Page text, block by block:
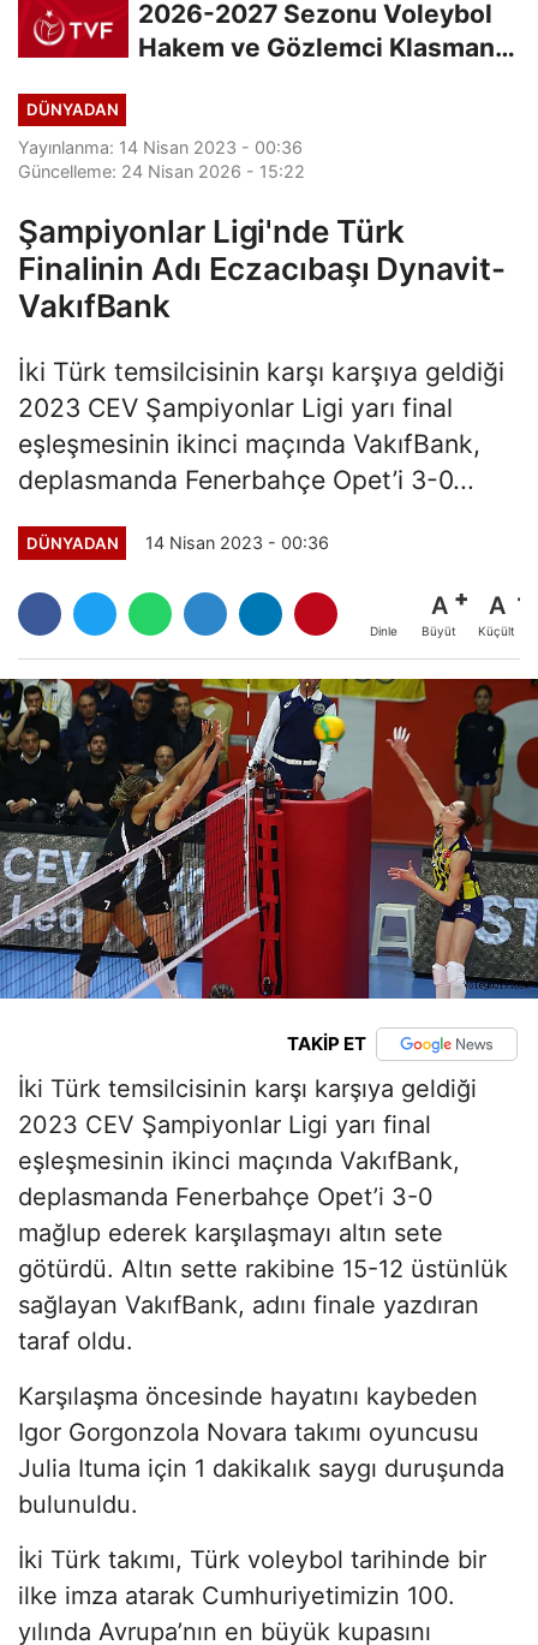
2026-2027 Sezonu Voleybol
Hakem ve Gözlemci Klasman
DÜNYADAN
Yayınlanma: 14 Nisan 2023 - 00:36
Güncelleme: 24 Nisan 2026 - 15:22
Şampiyonlar Ligi'nde Türk
Finalinin Adı Eczacıbaşı Dynavit-
VakıfBank
İki Türk temsilcisinin karşı karşıya geldiği
2023 CEV Şampiyonlar Ligi yarı final
eşleşmesinin ikinci maçında VakıfBank,
deplasmanda Fenerbahçe Opet’i 3-0...
DÜNYADAN 14 Nisan 2023 - 00:36
Dinle
A
Büyüt
A
Küçült
TAKİP ET
İki Türk temsilcisinin karşı karşıya geldiği
2023 CEV Şampiyonlar Ligi yarı final
eşleşmesinin ikinci maçında VakıfBank,
deplasmanda Fenerbahçe Opet’i 3-0
mağlup ederek karşılaşmayı altın sete
götürdü. Altın sette rakibine 15-12 üstünlük
sağlayan VakıfBank, adını finale yazdıran
taraf oldu.
Karşılaşma öncesinde hayatını kaybeden
Igor Gorgonzola Novara takımı oyuncusu
Julia Ituma için 1 dakikalık saygı duruşunda
bulunuldu.
İki Türk takımı, Türk voleybol tarihinde bir
ilke imza atarak Cumhuriyetimizin 100.
yılında Avrupa’nın en büyük kupasını